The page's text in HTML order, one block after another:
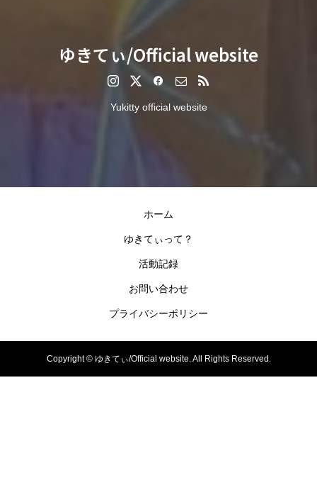
ゆきてぃ/Official website
Yukitty official website
ホーム
ゆきてぃって？
活動記録
お問い合わせ
プライバシーポリシー
Copyright ©ゆきてぃ/Official website. All Rights Reserved.